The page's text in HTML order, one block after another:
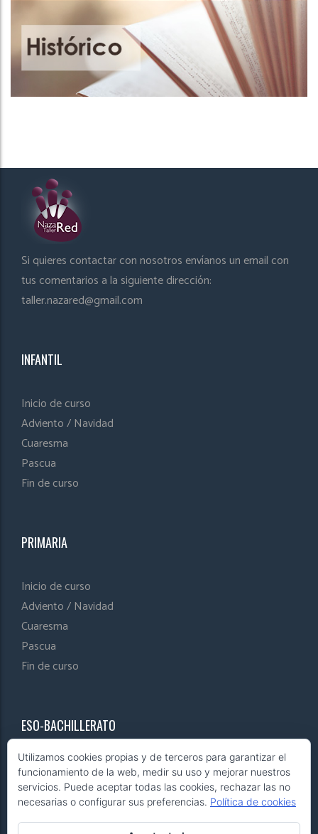
Si quieres contactar con nosotros envíanos un email con
tus comentarios a la siguiente dirección:
taller.nazared@gmail.com
INFANTIL
Inicio de curso
Adviento / Navidad
Cuaresma
Pascua
Fin de curso
PRIMARIA
Inicio de curso
Adviento / Navidad
Cuaresma
Pascua
Fin de curso
ESO-BACHILLERATO
Inicio de curso
Adviento / Navidad
Cuaresma
Utilizamos cookies propias y de terceros para garantizar el
funcionamiento de la web, medir su uso y mejorar nuestros
servicios. Puede aceptar todas las cookies, rechazar las no
necesarias o configurar sus preferencias. Política de cookies